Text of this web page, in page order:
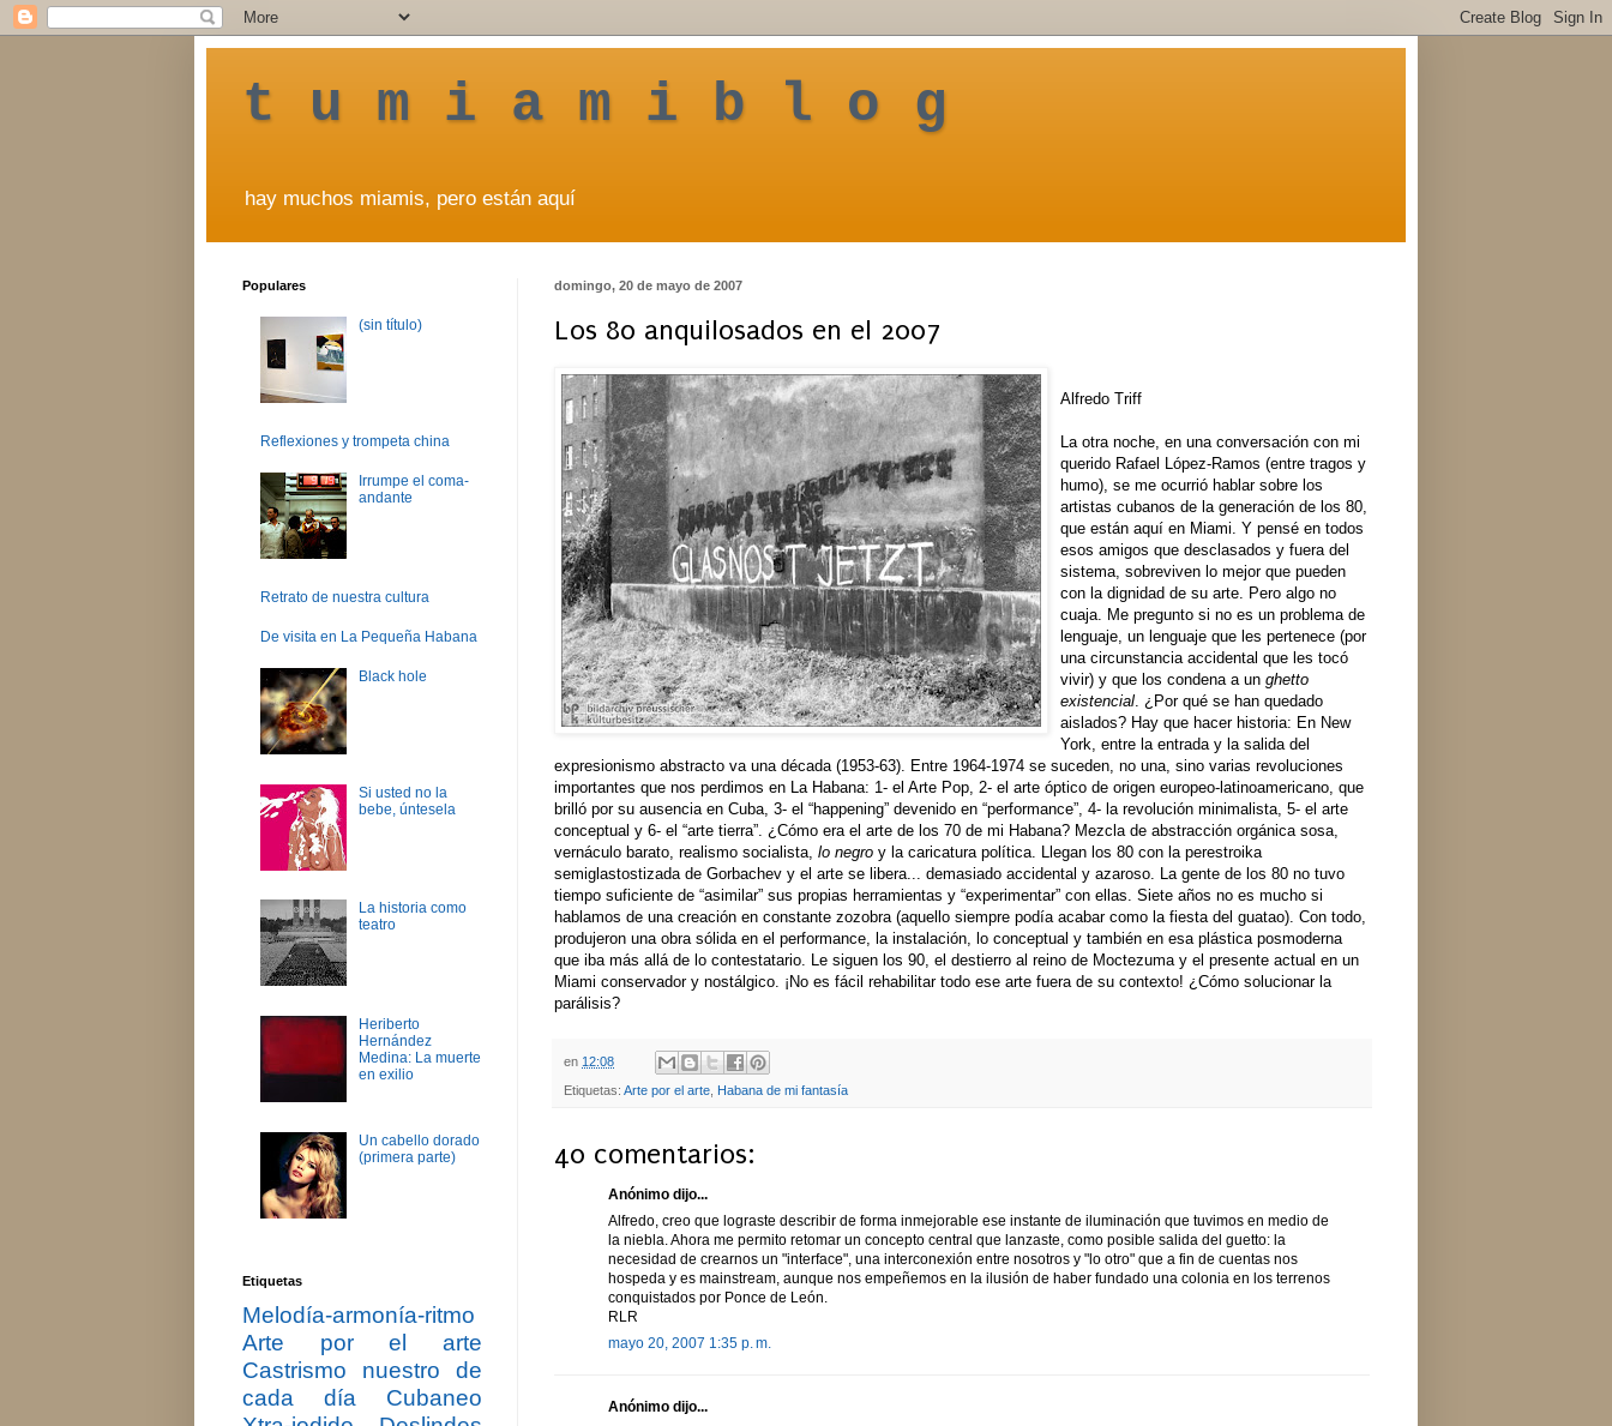
t u m i a m i b l o g
hay muchos miamis, pero están aquí
domingo, 20 de mayo de 2007
Los 80 anquilosados en el 2007
Alfredo Triff
La otra noche, en una conversación con mi
querido Rafael López-Ramos (entre tragos y
humo), se me ocurrió hablar sobre los
artistas cubanos de la generación de los 80,
que están aquí en Miami. Y pensé en todos
esos amigos que desclasados y fuera del
sistema, sobreviven lo mejor que pueden
con la dignidad de su arte. Pero algo no
cuaja. Me pregunto si no es un problema de
lenguaje, un lenguaje que les pertenece (por
una circunstancia accidental que les tocó
vivir) y que los condena a un ghetto
existencial . ¿Por qué se han quedado
aislados? Hay que hacer historia: En New
York, entre la entrada y la salida del
expresionismo abstracto va una década (1953-63). Entre 1964-1974 se suceden, no una, sino varias revoluciones
importantes que nos perdimos en La Habana: 1- el Arte Pop, 2- el arte óptico de origen europeo-latinoamericano, que
brilló por su ausencia en Cuba, 3- el “happening” devenido en “performance”, 4- la revolución minimalista, 5- el arte
conceptual y 6- el “arte tierra”. ¿Cómo era el arte de los 70 de mi Habana? Mezcla de abstracción orgánica sosa,
vernáculo barato, realismo socialista, lo negro y la caricatura política. Llegan los 80 con la perestroika
semiglastostizada de Gorbachev y el arte se libera... demasiado accidental y azaroso. La gente de los 80 no tuvo
tiempo suficiente de “asimilar” sus propias herramientas y “experimentar” con ellas. Siete años no es mucho si
hablamos de una creación en constante zozobra (aquello siempre podía acabar como la fiesta del guatao). Con todo,
produjeron una obra sólida en el performance, la instalación, lo conceptual y también en esa plástica posmoderna
que iba más allá de lo contestatario. Le siguen los 90, el destierro al reino de Moctezuma y el presente actual en un
Miami conservador y nostálgico. ¡No es fácil rehabilitar todo ese arte fuera de su contexto! ¿Cómo solucionar la
parálisis?
en 12:08
Etiquetas: Arte por el arte Habana de mi fantasía
40 comentarios:
Anónimo dijo...
Alfredo, creo que lograste describir de forma inmejorable ese instante de iluminación que tuvimos en medio de
la niebla. Ahora me permito retomar un concepto central que lanzaste, como posible salida del guetto: la
necesidad de crearnos un "interface", una interconexión entre nosotros y "lo otro" que a fin de cuentas nos
hospeda y es mainstream, aunque nos empeñemos en la ilusión de haber fundado una colonia en los terrenos
conquistados por Ponce de León.
RLR
mayo 20, 2007 1:35 p. m.
Anónimo dijo...
Populares
(sin título)
Reflexiones y trompeta china
Irrumpe el coma-
andante
Retrato de nuestra cultura
De visita en La Pequeña Habana
Black hole
Si usted no la
bebe, úntesela
La historia como
teatro
Heriberto
Hernández
Medina: La muerte
en exilio
Un cabello dorado
(primera parte)
Etiquetas
Melodía-armonía-ritmo
Arte por el arte
Castrismo nuestro de
cada día
Cubaneo